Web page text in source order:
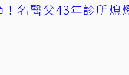
！名醫父43年診所